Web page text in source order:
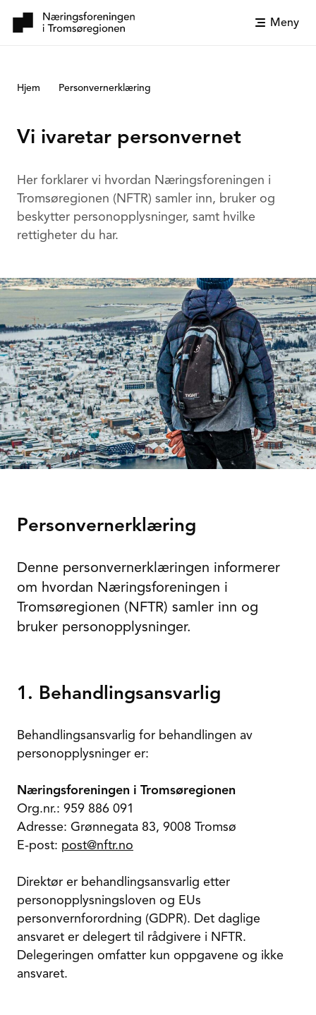
Meny
Hjem Personvernerklæring
Vi ivaretar personvernet
Her forklarer vi hvordan Næringsforeningen i
Tromsøregionen (NFTR) samler inn, bruker og
beskytter personopplysninger, samt hvilke
rettigheter du har.
Personvernerklæring
Denne personvernerklæringen informerer
om hvordan Næringsforeningen i
Tromsøregionen (NFTR) samler inn og
bruker personopplysninger.
1. Behandlingsansvarlig
Behandlingsansvarlig for behandlingen av
personopplysninger er:
Næringsforeningen i Tromsøregionen
Org.nr.: 959 886 091
Adresse: Grønnegata 83, 9008 Tromsø
E-post: post@nftr.no
Direktør er behandlingsansvarlig etter
personopplysningsloven og EUs
personvernforordning (GDPR). Det daglige
ansvaret er delegert til rådgivere i NFTR.
Delegeringen omfatter kun oppgavene og ikke
ansvaret.